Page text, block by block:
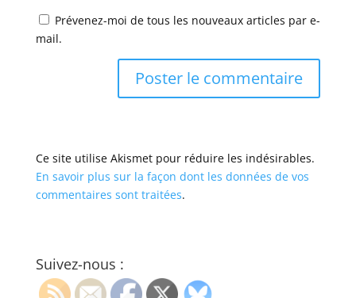
Prévenez-moi de tous les nouveaux articles par e-
mail.
Ce site utilise Akismet pour réduire les indésirables.
En savoir plus sur la façon dont les données de vos
commentaires sont traitées.
Suivez-nous :